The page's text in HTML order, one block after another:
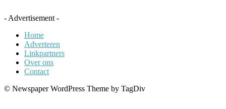
- Advertisement -
Home
Adverteren
Linkpartners
Over ons
Contact
© Newspaper WordPress Theme by TagDiv